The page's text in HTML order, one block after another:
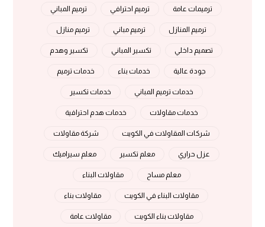
ترميمات عامة ترميم احترافي ترميم المباني
ترميم المنازل ترميم مباني ترميم منازل
تصميم داخلي تكسير المباني تكسير وهدم
جودة عالية خدمات بناء خدمات ترميم
خدمات ترميم المباني خدمات تكسير
خدمات مقاولات خدمات هدم احترافية
شركات المقاولات في الكويت شركة مقاولات
عزل حراري معلم تكسير معلم سيراميك
معلم مساح مقاولات البناء
مقاولات البناء في الكويت مقاولات بناء
مقاولات بناء الكويت مقاولات عامة